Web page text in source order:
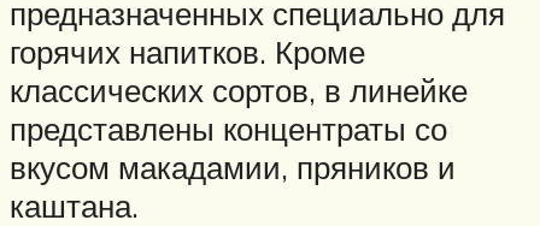
предназначенных специально для
горячих напитков. Кроме
классических сортов, в линейке
представлены концентраты со
вкусом макадамии, пряников и
каштана.